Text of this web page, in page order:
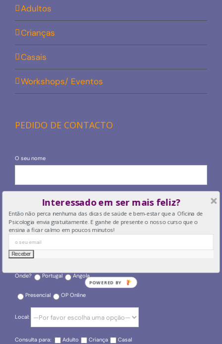
Adultos
Crianças
Casais
Workshops/ Eventos
PEDIDO DE CONTACTO
O seu nome
O seu telefone
Onde? Portugal Angola
Presencial OP Online
Local:
Consulta para: Adulto Criança Casal
Interessado em ser mais feliz?
Então não perca nenhuma das dicas de saúde e bem-estar que a Oficina de
Psicologia envia gratuitamente. E ganhe de presente o nosso curso que o
ensina a ficar calmo em poucos minutos!
POWERED BY